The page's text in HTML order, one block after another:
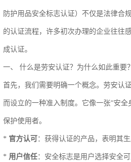
防护用品安全标志认证）不仅是法律合
的认证流程，许多初次办理的企业往往
成认证。
一、 什么是劳安认证？为什么如此重要？
首先，我们需要明确一个概念。劳安认
而设立的一种准入制度。它像一张“安
保护使用者。
* 官方认可 ：获得认证的产品，表明其
* 用户信任：安全标志是用户选择安全